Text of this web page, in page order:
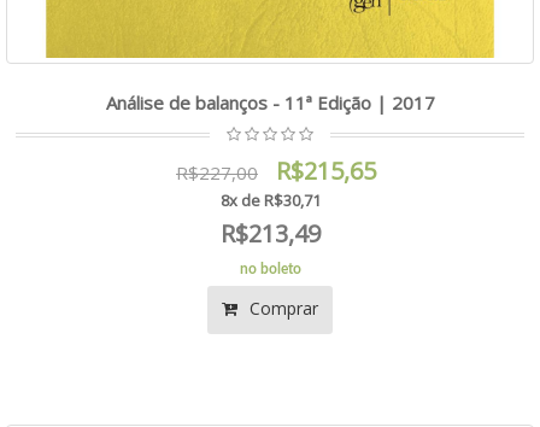
Análise de balanços - 11ª Edição | 2017
R$227,00 R$215,65
8x de R$30,71
R$213,49
no boleto
Comprar